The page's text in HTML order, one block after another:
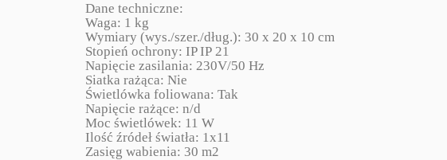
Dane techniczne:
Waga: 1 kg
Wymiary (wys./szer./dług.): 30 x 20 x 10 cm
Stopień ochrony: IP IP 21
Napięcie zasilania: 230V/50 Hz
Siatka rażąca: Nie
Świetlówka foliowana: Tak
Napięcie rażące: n/d
Moc świetlówek: 11 W
Ilość źródeł światła: 1x11
Zasięg wabienia: 30 m2